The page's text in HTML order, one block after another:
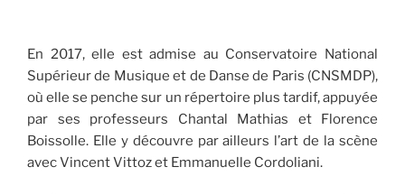
En 2017, elle est admise au Conservatoire National
Supérieur de Musique et de Danse de Paris (CNSMDP),
où elle se penche sur un répertoire plus tardif, appuyée
par ses professeurs Chantal Mathias et Florence
Boissolle. Elle y découvre par ailleurs l’art de la scène
avec Vincent Vittoz et Emmanuelle Cordoliani.